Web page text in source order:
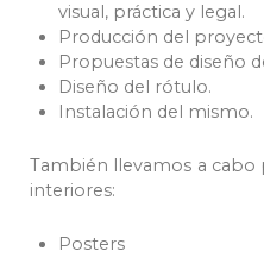
visual, práctica y legal.
Producción del
Propuestas de diseño
Diseño del rótulo.
Instalación del mismo.
También llevamos a cabo
interiores:
Posters